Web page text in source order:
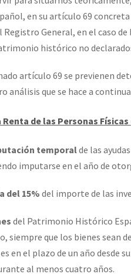
en su artículo 69
General, en el caso
histórico no
artículo 69 se previenen
análisis que se hace a
de las Personas Físicas
temporalde las
imputarse en el año de
del 15% del importe de las
del Patrimonio Histórico
siempre que los bienes sean
en el plazo de un año
al menos cuatro años.